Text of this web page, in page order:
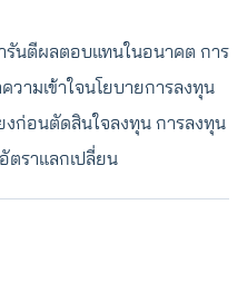
นตีผลตอบแทนในอนาคต การ
ามเข้าใจนโยบายการลงทุน
งก่อนตัดสินใจลงทุน การลงทุน
ตราแลกเปลี่ยน
ETF